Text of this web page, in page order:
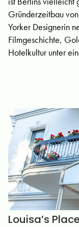
Gründerzeitbau
Yorker Designerin
Filmgeschichte,
Hotelkultur unter
Louisa’s